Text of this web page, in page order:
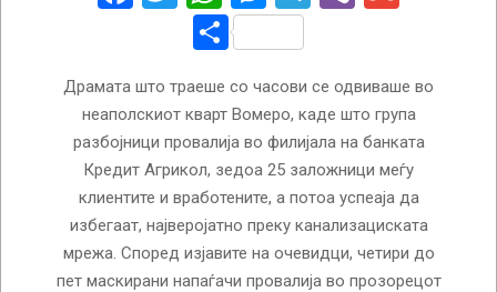
Share
Драмата што траеше со часови се одвиваше во
неаполскиот кварт Вомеро, каде што група
разбојници провалија во филијала на банката
Кредит Агрикол, зедоа 25 заложници меѓу
клиентите и вработените, а потоа успеаја да
избегаат, најверојатно преку канализациската
мрежа. Според изјавите на очевидци, четири до
пет маскирани напаѓачи провалија во прозорецот